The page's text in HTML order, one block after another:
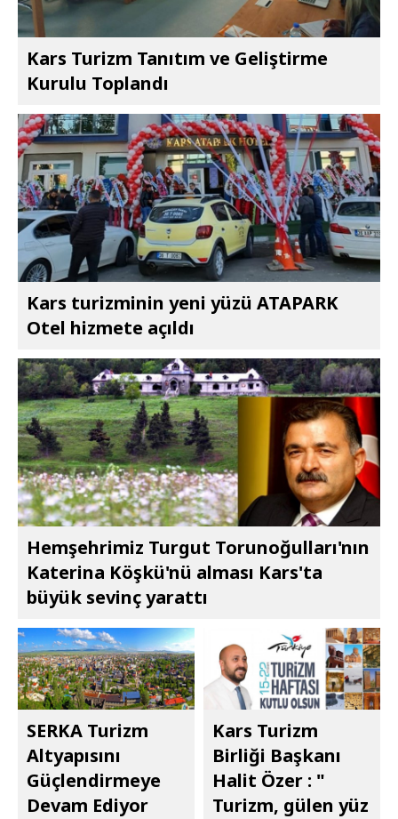
Kars Turizm Tanıtım ve Geliştirme
Kurulu Toplandı
Kars turizminin yeni yüzü ATAPARK
Otel hizmete açıldı
Hemşehrimiz Turgut Torunoğulları'nın
Katerina Köşkü'nü alması Kars'ta
büyük sevinç yarattı
SERKA Turizm
Altyapısını
Güçlendirmeye
Devam Ediyor
Kars Turizm
Birliği Başkanı
Halit Özer : "​​​​​​​
Turizm, gülen yüz